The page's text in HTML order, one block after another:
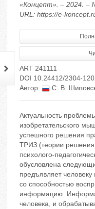
«Концепт». – 2024. –
URL: https://e-
ART 241111
DOI 10.24412/2304-
Автор:
С. В.
Актуальность
изобретательского
успешного решения
ТРИЗ (теории решения
психолого-
обусловлена
предъявляет
со способностью
информацию.
человека, и